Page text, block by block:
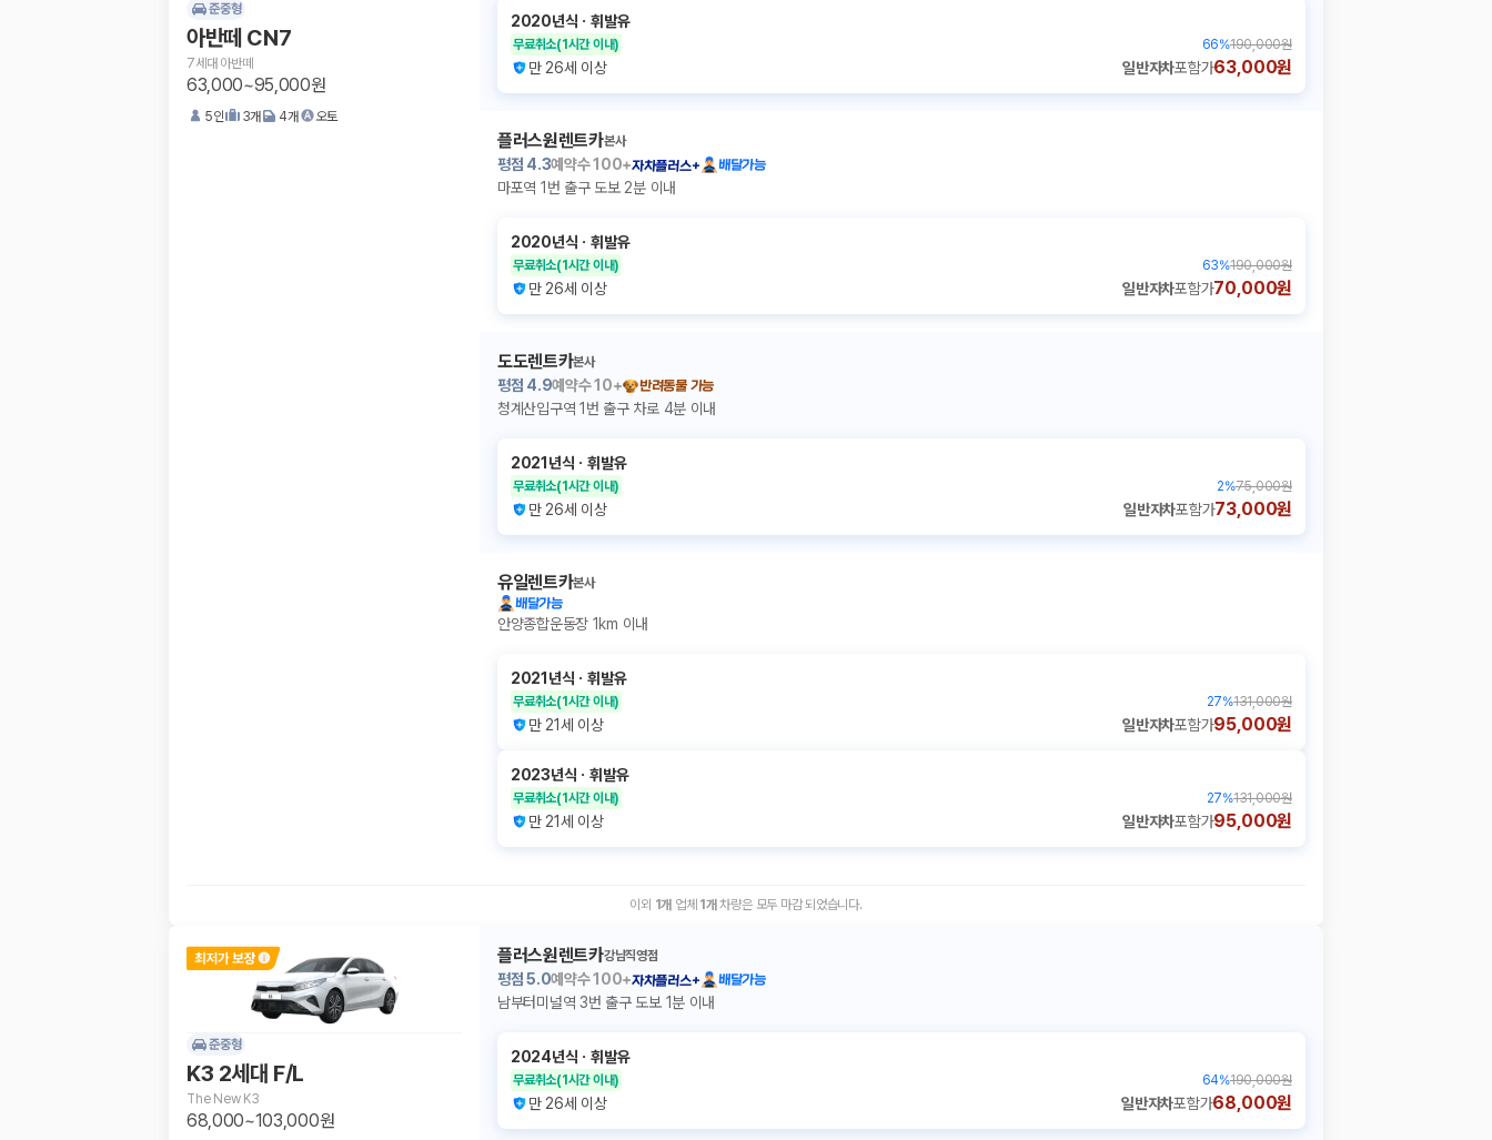
준중형
아반떼 CN7
7세대 아반떼
63,000~95,000원
5인 3개 4개 오토
2020년식 ㆍ휘발유
무료취소(1시간 이내) 66%190,000원
만 26세 이상 일반자차포함가63,000원
플러스원렌트카본사
평점 4.3예약수100+자차플러스+ 배달가능
마포역 1번 출구 도보 2분 이내
2020년식 ㆍ휘발유
무료취소(1시간 이내) 63%190,000원
만 26세 이상 일반자차포함가70,000원
도도렌트카본사
평점 4.9예약수10+ 반려동물 가능
청계산입구역 1번 출구 차로 4분 이내
2021년식 ㆍ휘발유
무료취소(1시간 이내) 2%75,000원
만 26세 이상 일반자차포함가73,000원
유일렌트카본사
배달가능
안양종합운동장 1km 이내
2021년식 ㆍ휘발유
무료취소(1시간 이내) 27%131,000원
만 21세 이상 일반자차포함가95,000원
2023년식 ㆍ휘발유
무료취소(1시간 이내) 27%131,000원
만 21세 이상 일반자차포함가95,000원
이외 1개 업체 1 개 차량은 모두 마감 되었습니다.
준중형
K3 2세대 F/L
The New K3
68,000~103,000원
플러스원렌트카강남직영점
평점5.0예약수100+자차플러스+ 배달가능
남부터미널역 3번 출구 도보 1분 이내
2024년식 ㆍ휘발유
무료취소(1시간 이내) 64%190,000원
만 26세 이상 일반자차포함가68,000원